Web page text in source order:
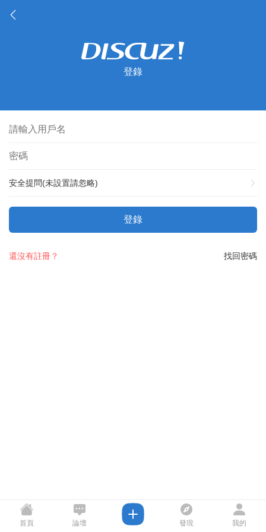
登錄
安全提問(未設置請忽略)
登錄
找回密碼
還沒有註冊？
首頁 論壇 發現 我的